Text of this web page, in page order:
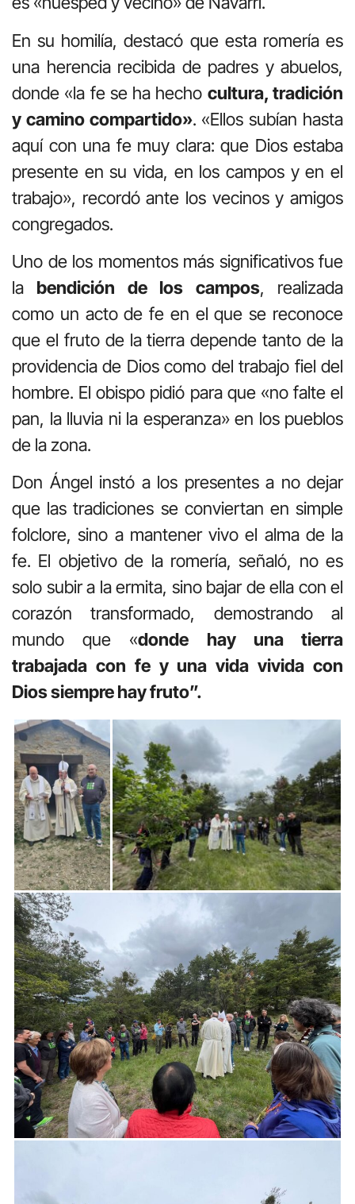
En su homilía, destacó que esta romería es
una herencia recibida de padres y abuelos,
donde «la fe se ha hecho cultura, tradición
y camino compartido». «Ellos subían hasta
aquí con una fe muy clara: que Dios estaba
presente en su vida, en los campos y en el
trabajo», recordó ante los vecinos y amigos
congregados.
Uno de los momentos más significativos fue
la bendición de los campos, realizada
como un acto de fe en el que se reconoce
que el fruto de la tierra depende tanto de la
providencia de Dios como del trabajo fiel del
hombre. El obispo pidió para que «no falte el
pan, la lluvia ni la esperanza» en los pueblos
de la zona.
Don Ángel instó a los presentes a no dejar
que las tradiciones se conviertan en simple
folclore, sino a mantener vivo el alma de la
fe. El objetivo de la romería, señaló, no es
solo subir a la ermita, sino bajar de ella con el
corazón transformado, demostrando al
mundo que «donde hay una tierra
trabajada con fe y una vida vivida con
Diossiempre hay fruto”.